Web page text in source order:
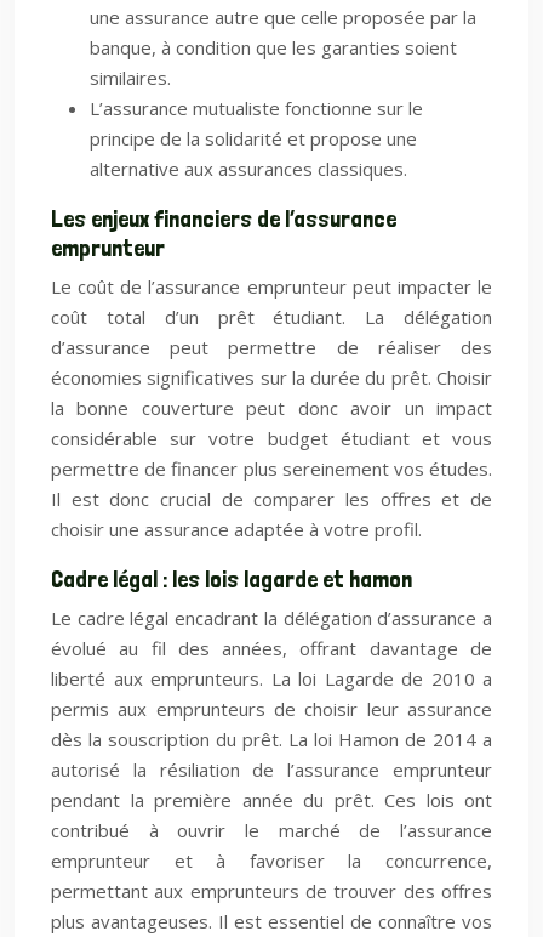
une assurance autre que celle proposée par la
banque, à condition que les garanties soient
similaires.
L’assurance mutualiste fonctionne sur le
principe de la solidarité et propose une
alternative aux assurances classiques.
Les enjeux financiers de l’assurance
emprunteur
Le coût de l’assurance emprunteur peut impacter le
coût total d’un prêt étudiant. La délégation
d’assurance peut permettre de réaliser des
économies significatives sur la durée du prêt. Choisir
la bonne couverture peut donc avoir un impact
considérable sur votre budget étudiant et vous
permettre de financer plus sereinement vos études.
Il est donc crucial de comparer les offres et de
choisir une assurance adaptée à votre profil.
Cadre légal : les lois lagarde et hamon
Le cadre légal encadrant la délégation d’assurance a
évolué au fil des années, offrant davantage de
liberté aux emprunteurs. La loi Lagarde de 2010 a
permis aux emprunteurs de choisir leur assurance
dès la souscription du prêt. La loi Hamon de 2014 a
autorisé la résiliation de l’assurance emprunteur
pendant la première année du prêt. Ces lois ont
contribué à ouvrir le marché de l’assurance
emprunteur et à favoriser la concurrence,
permettant aux emprunteurs de trouver des offres
plus avantageuses. Il est essentiel de connaître vos